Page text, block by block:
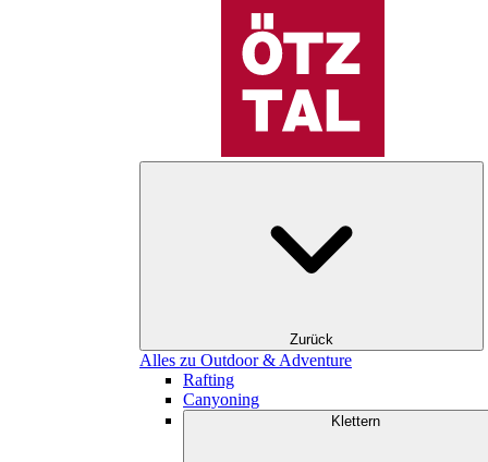
Zurück
Alles zu Outdoor & Adventure
Rafting
Canyoning
Klettern